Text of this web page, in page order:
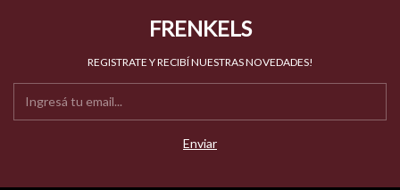
FRENKELS
REGISTRATE Y RECIBÍ NUESTRAS NOVEDADES!